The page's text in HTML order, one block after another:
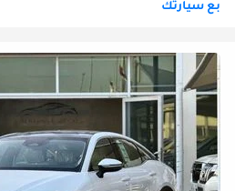
بع سيارتك